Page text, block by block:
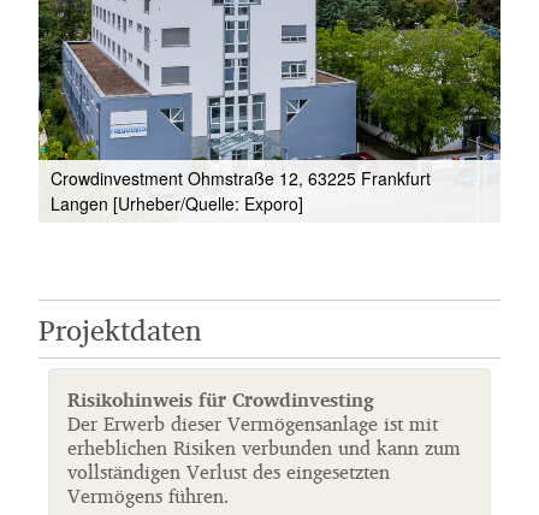
Crowdinvestment Ohmstraße 12, 63225 Frankfurt
Langen [Urheber/Quelle: Exporo]
Projektdaten
Risikohinweis für Crowdinvesting
Der Erwerb dieser Vermögensanlage ist mit
erheblichen Risiken verbunden und kann zum
vollständigen Verlust des eingesetzten
Vermögens führen.